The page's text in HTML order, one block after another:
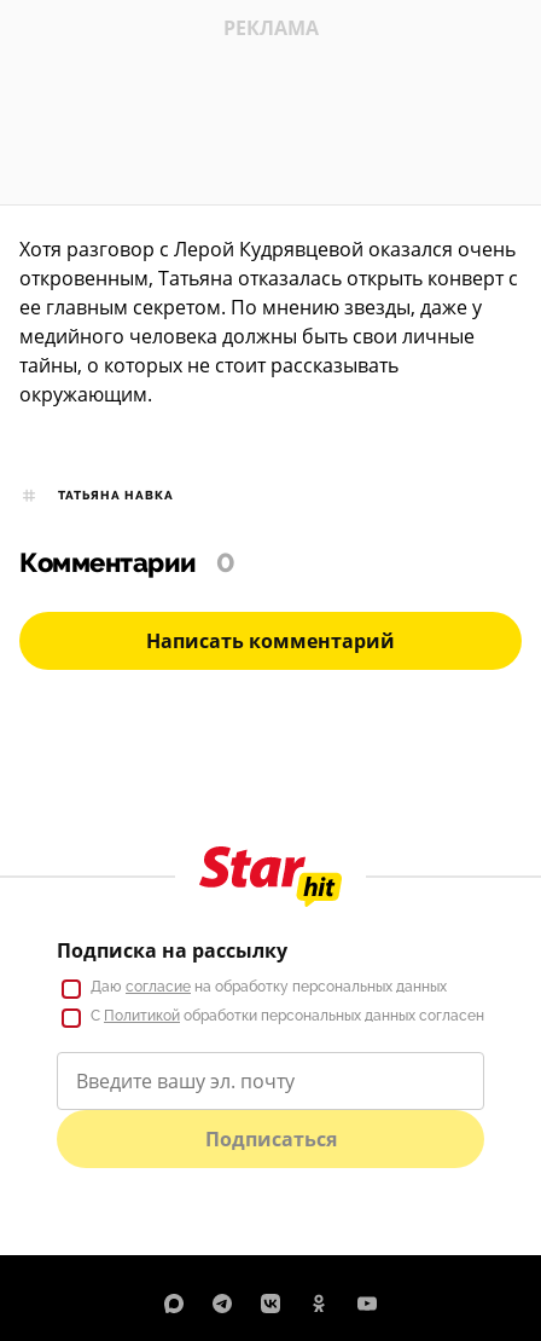
Хотя разговор с Лерой Кудрявцевой оказался очень
откровенным, Татьяна отказалась открыть конверт с
ее главным секретом. По мнению звезды, даже у
медийного человека должны быть свои личные
тайны, о которых не стоит рассказывать
окружающим.
ТАТЬЯНА НАВКА
Комментарии 0
Написать комментарий
Подписка на рассылку
Даю согласие на обработку персональных данных
С Политикой обработки персональных данных согласен
Подписаться